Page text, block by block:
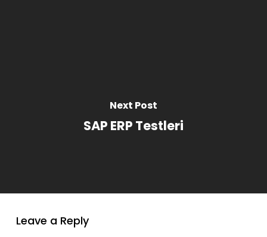
Next Post
SAP ERP Testleri
Leave a Reply